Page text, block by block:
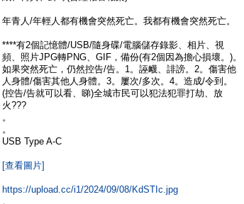
年青人/年輕人都有機會突然死亡。我都有機會突然死亡。
****有2個記憶體/USB/隨身碟/電腦儲存錄影、相片、視
頻、照片JPG轉PNG、GIF，備份(有2個因為擔心損壞。)。
如果突然死亡，仍然控告/告。1。誣衊、誹謗。2。傷害他
人身體/傷害其他人身體。3。屢次/多次。4。造成/令到。
(控告/告就可以看、睇)全城市民可以犯法犯罪打劫、放
火???
。
。
USB Type A-C
[查看圖片]
https://upload.cc/i1/2024/09/08/KdSTIc.jpg
。